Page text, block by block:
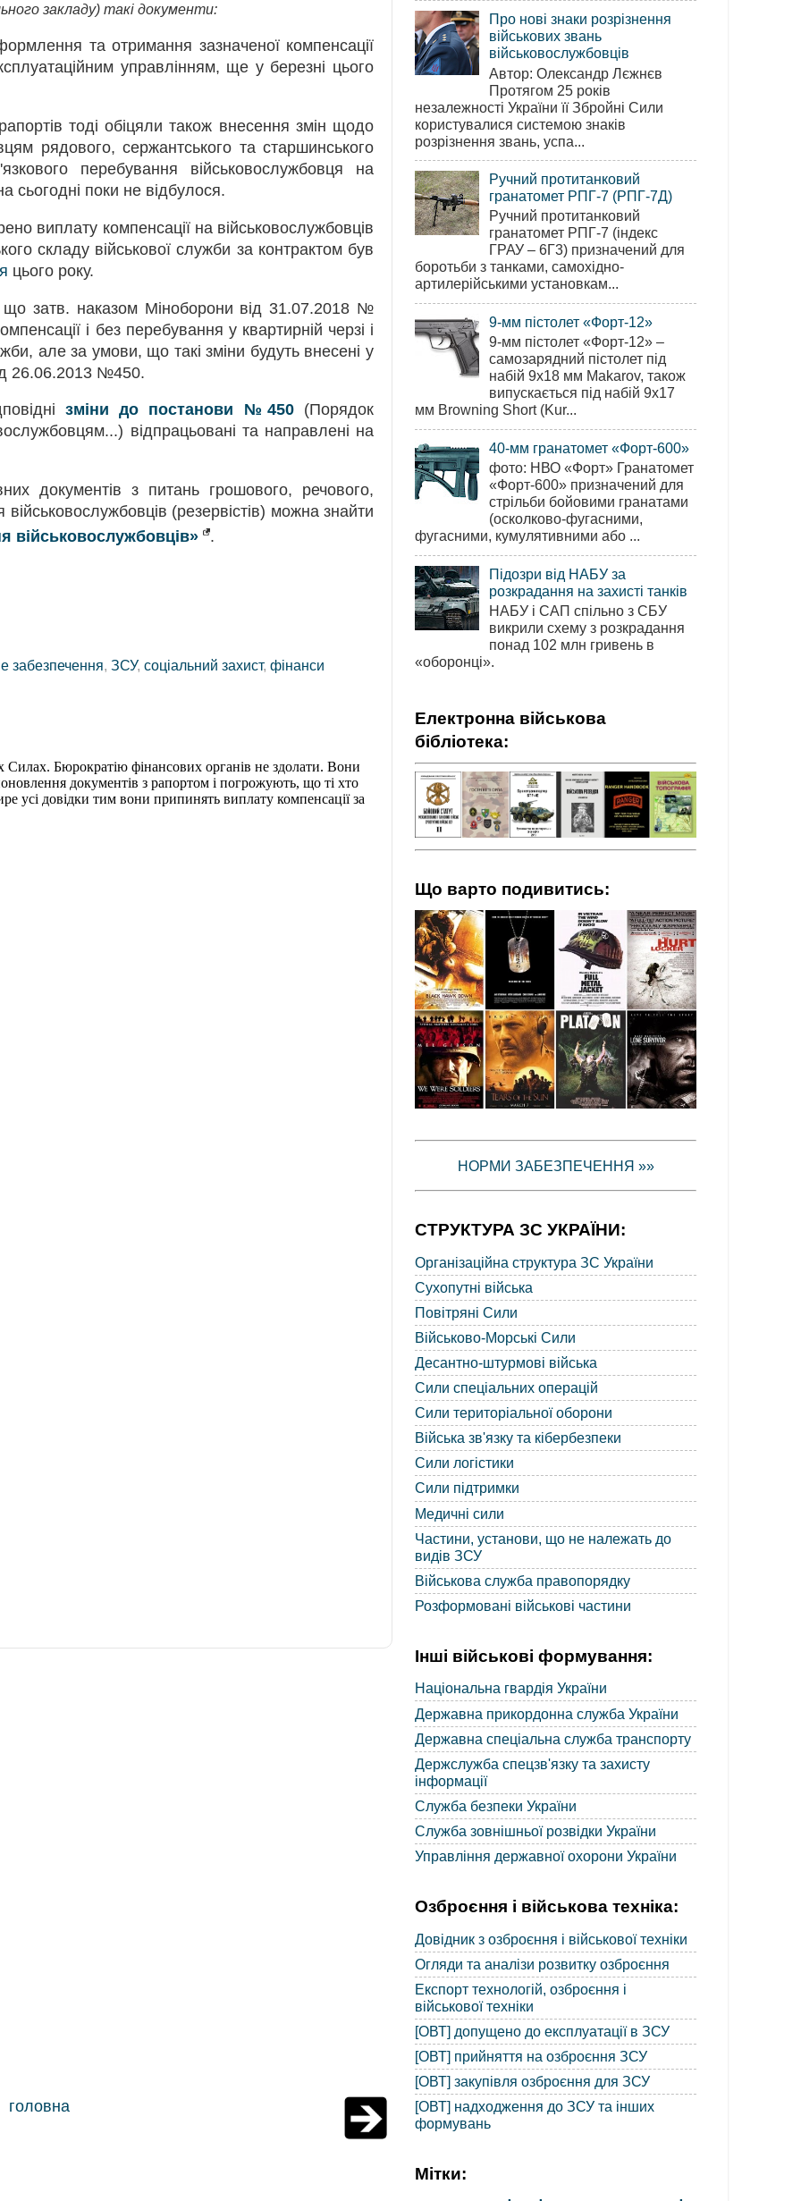
закладу) такі документи:
та отримання зазначеної компенсації
управлінням, ще у березні цього
тоді обіцяли також внесення змін щодо
рядового, сержантського та старшинського
перебування військовослужбовця на
сьогодні поки не відбулося.
виплату компенсації на військовослужбовців
складу військової служби за контрактом був
цього року.
що затв. наказом Міноборони від 31.07.2018 №
і без перебування у квартирній черзі і
але за умови, що такі зміни будуть внесені у
26.06.2013 №450.
зміни до постанови №450(Порядок
відпрацьовані та направлені на
документів з питань грошового, речового,
(резервістів) можна знайти
військовослужбовців» .
забезпечення, ЗСУ, соціальний захист, фінанси
головна
Про нові знаки розрізнення
військових звань
військовослужбовців
Автор: Олександр Лєжнєв
Протягом 25 років
незалежності України її Збройні Сили
користувалися системою знаків
розрізнення звань, успа...
Ручний протитанковий
гранатомет РПГ-7 (РПГ-7Д)
Ручний протитанковий
гранатомет РПГ-7 (індекс
ГРАУ – 6Г3) призначений для
боротьби з танками, самохідно-
артилерійськими установкам...
9-мм пістолет «Форт-12»
9-мм пістолет «Форт-12» –
самозарядний пістолет під
набій 9х18 мм Makarov, також
випускається під набій 9х17
мм Browning Short (Kur...
40-мм гранатомет «Форт-600»
фото: НВО «Форт» Гранатомет
«Форт-600» призначений для
стрільби бойовими гранатами
(осколково-фугасними,
фугасними, кумулятивними або ...
Підозри від НАБУ за
розкрадання на захисті танків
НАБУ і САП спільно з СБУ
викрили схему з розкрадання
понад 102 млн гривень в
«оборонці».
Електронна військова
бібліотека:
Що варто подивитись:
НОРМИ ЗАБЕЗПЕЧЕННЯ »»
СТРУКТУРА ЗС УКРАЇНИ:
Організаційна структура ЗС України
Сухопутні війська
Повітряні Сили
Військово-Морські Сили
Десантно-штурмові війська
Сили спеціальних операцій
Сили територіальної оборони
Війська зв'язку та кібербезпеки
Сили логістики
Сили підтримки
Медичні сили
Частини, установи, що не належать до
видів ЗСУ
Військова служба правопорядку
Розформовані військові частини
Інші військові формування:
Національна гвардія України
Державна прикордонна служба України
Державна спеціальна служба транспорту
Держслужба спецзв'язку та захисту
інформації
Служба безпеки України
Служба зовнішньої розвідки України
Управління державної охорони України
Озброєння і військова техніка:
Довідник з озброєння і військової техніки
Огляди та аналізи розвитку озброєння
Експорт технологій, озброєння і
військової техніки
[ОВТ] допущено до експлуатації в ЗСУ
[ОВТ] прийняття на озброєння ЗСУ
[ОВТ] закупівля озброєння для ЗСУ
[ОВТ] надходження до ЗСУ та інших
формувань
Мітки: